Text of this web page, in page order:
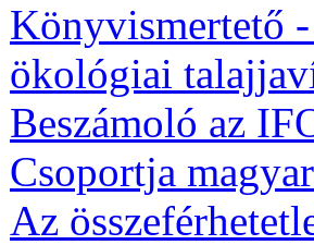
Könyvismertető
ökológiai
Beszámoló az
Csoportja
Az